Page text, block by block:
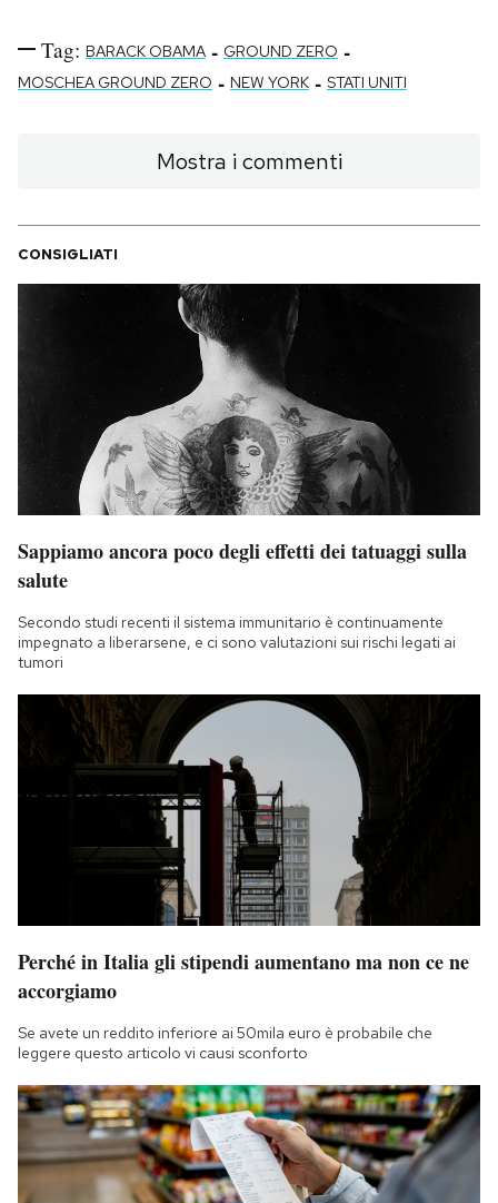
Tag: BARACK OBAMA - GROUND ZERO -
MOSCHEA GROUND ZERO - NEW YORK - STATI UNITI
Mostra i commenti
CONSIGLIATI
Sappiamo ancora poco degli effetti dei tatuaggi sulla
salute
Secondo studi recenti il sistema immunitario è continuamente
impegnato a liberarsene, e ci sono valutazioni sui rischi legati ai
tumori
Perché in Italia gli stipendi aumentano ma non ce ne
accorgiamo
Se avete un reddito inferiore ai 50mila euro è probabile che
leggere questo articolo vi causi sconforto